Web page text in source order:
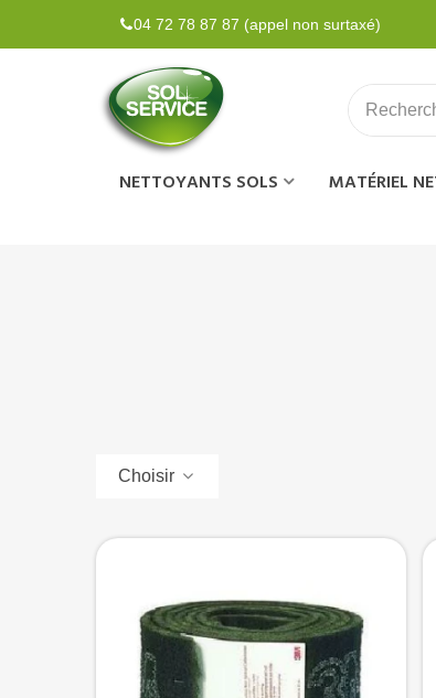
04 72 78 87 87 (appel non surtaxé)
NETTOYANTS SOLS MATÉRIEL
Choisir